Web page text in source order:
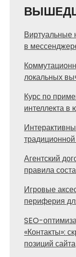
Виртуальные
в
локальных
Курс по
интеллекта в
Агентский
правила
Игровые
периферия
SEO-
«Контакты»:
позиций сайта